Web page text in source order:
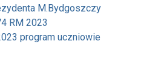
M.Bydgoszczy
RM 2023
program uczniowie